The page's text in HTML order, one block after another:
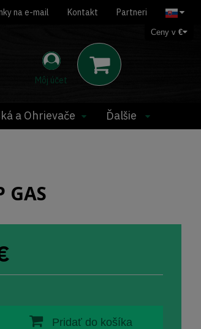
na e-mail Kontakt Partneri
Môj účet
Ceny v €
a Ohrievače Ďalšie
GAS
Pridať do košíka